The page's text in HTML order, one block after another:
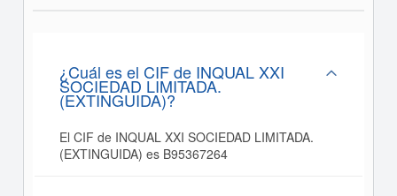
¿Cuál es el CIF de INQUAL XXI
SOCIEDAD LIMITADA.
(EXTINGUIDA)?
El CIF de INQUAL XXI SOCIEDAD LIMITADA.
(EXTINGUIDA) es B95367264